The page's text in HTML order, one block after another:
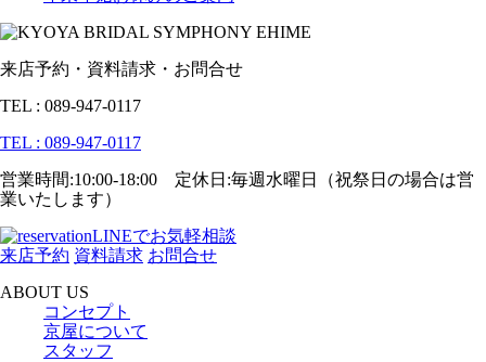
来店予約・資料請求・お問合せ
TEL : 089-947-0117
TEL : 089-947-0117
営業時間:10:00-18:00 定休日:毎週水曜日（祝祭日の場合は営
業いたします）
LINEでお気軽相談
来店予約 資料請求 お問合せ
ABOUT US
コンセプト
京屋について
スタッフ